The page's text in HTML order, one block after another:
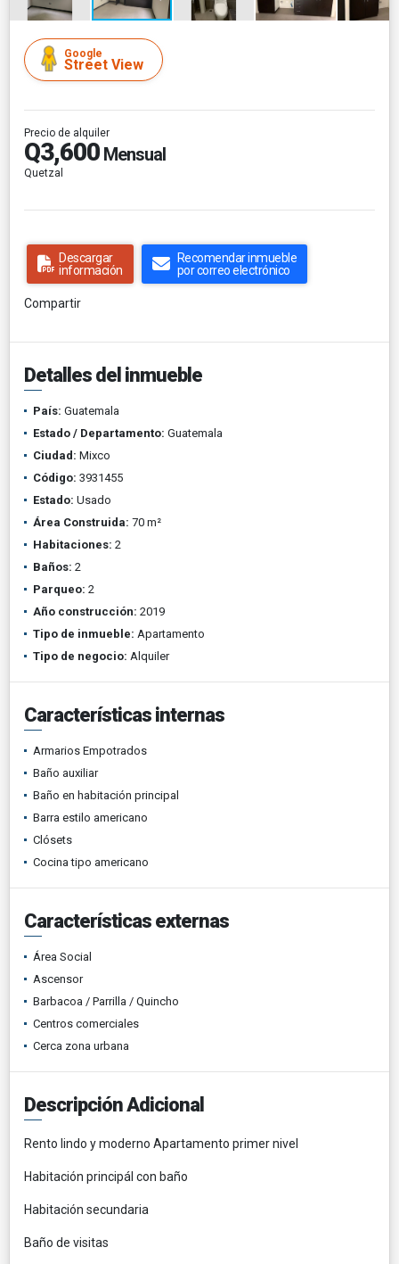
Google
Street View
Precio de alquiler
Q3,600 Mensual
Quetzal
Descargar
información
Recomendar inmueble
por correo electrónico
Compartir
Detalles del inmueble
País: Guatemala
Estado / Departamento: Guatemala
Ciudad: Mixco
Código: 3931455
Estado: Usado
Área Construida: 70 m²
Habitaciones: 2
Baños: 2
Parqueo: 2
Año construcción: 2019
Tipo de inmueble: Apartamento
Tipo de negocio: Alquiler
Características internas
Armarios Empotrados
Baño auxiliar
Baño en habitación principal
Barra estilo americano
Clósets
Cocina tipo americano
Características externas
Área Social
Ascensor
Barbacoa / Parrilla / Quincho
Centros comerciales
Cerca zona urbana
Descripción Adicional
Rento lindo y moderno Apartamento primer nivel
Habitación principál con baño
Habitación secundaria
Baño de visitas